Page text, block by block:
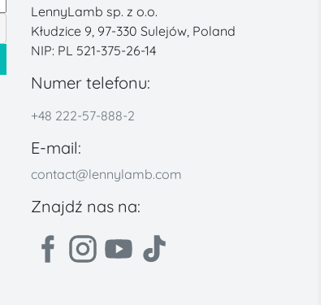
LennyLamb sp. z o.o.
Kłudzice 9, 97-330 Sulejów, Poland
NIP: PL 521-375-26-14
Numer telefonu:
+48 222-57-888-2
E-mail:
contact@lennylamb.com
Znajdź nas na: